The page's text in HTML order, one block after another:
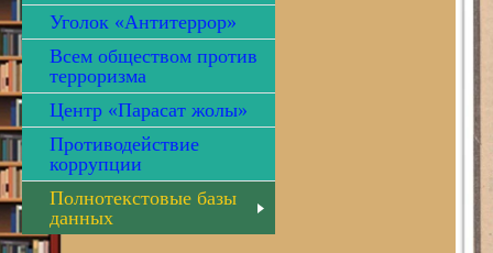
Уголок «Антитеррор»
Всем обществом против
терроризма
Центр «Парасат жолы»
Противодействие
коррупции
Полнотекстовые базы
данных